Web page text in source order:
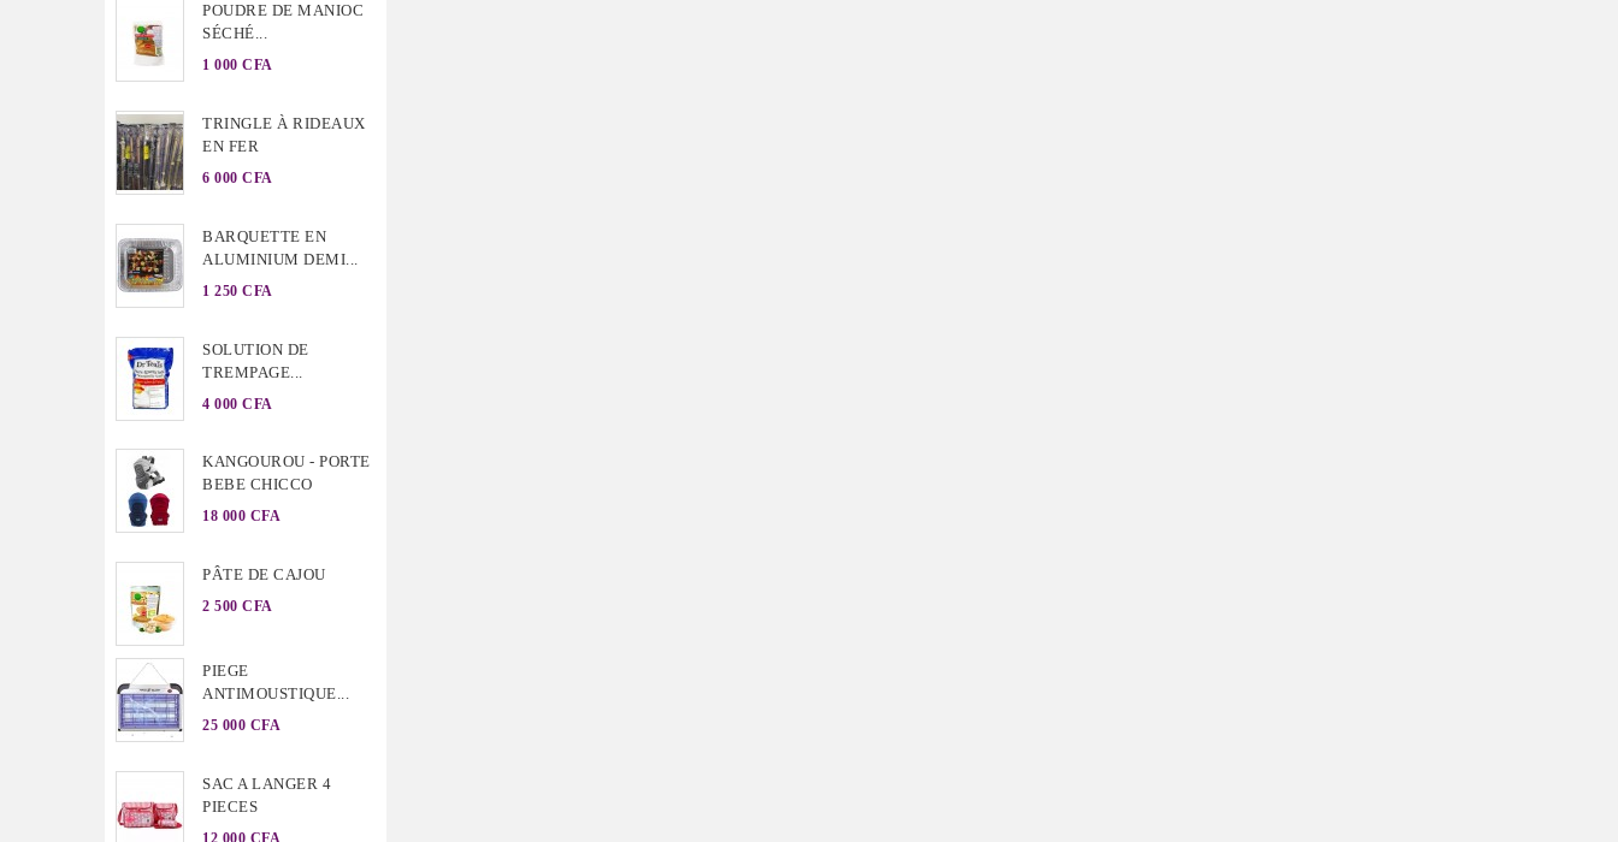
POUDRE DE MANIOC
SÉCHÉ...
1 000 CFA
TRINGLE À RIDEAUX
EN FER
6 000 CFA
BARQUETTE EN
ALUMINIUM DEMI...
1 250 CFA
SOLUTION DE
TREMPAGE...
4 000 CFA
KANGOUROU - PORTE
BEBE CHICCO
18 000 CFA
PÂTE DE CAJOU
2 500 CFA
PIEGE
ANTIMOUSTIQUE...
25 000 CFA
SAC A LANGER 4
PIECES
12 000 CFA